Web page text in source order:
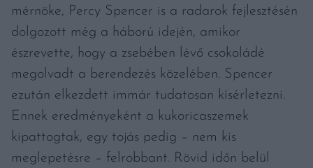
mérnöke, Percy Spencer is a radarok fejlesztésén
dolgozott még a háború idején, amikor
észrevette, hogy a zsebében lévő csokoládé
megolvadt a berendezés közelében. Spencer
ezután elkezdett immár tudatosan kísérletezni.
Ennek eredményeként a kukoricaszemek
kipattogtak, egy tojás pedig – nem kis
meglepetésre – felrobbant. Rövid időn belül